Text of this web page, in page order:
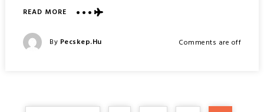
READ MOREABOUT
ÁRAT
Posted
By Pecskep.hu
Comments are off